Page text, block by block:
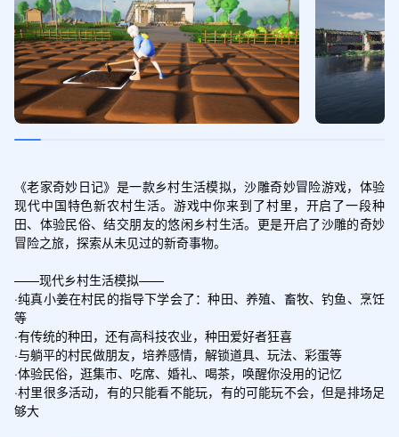
《老家奇妙日记》是一款乡村生活模拟，沙雕奇妙冒险游戏，体验
现代中国特色新农村生活。游戏中你来到了村里，开启了一段种
田、体验民俗、结交朋友的悠闲乡村生活。更是开启了沙雕的奇妙
冒险之旅，探索从未见过的新奇事物。
——现代乡村生活模拟——
·纯真小姜在村民的指导下学会了：种田、养殖、畜牧、钓鱼、烹饪
等
·有传统的种田，还有高科技农业，种田爱好者狂喜
·与躺平的村民做朋友，培养感情，解锁道具、玩法、彩蛋等
·体验民俗，逛集市、吃席、婚礼、喝茶，唤醒你没用的记忆
·村里很多活动，有的只能看不能玩，有的可能玩不会，但是排场足
够大